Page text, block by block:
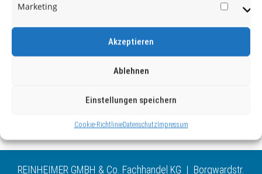
Marketing
Akzeptieren
Ablehnen
Einstellungen speichern
Cookie-RichtlinieDatenschutzImpressum
REINHEIMER GMBH & Co. Fachhandel KG | Borgwardstr.